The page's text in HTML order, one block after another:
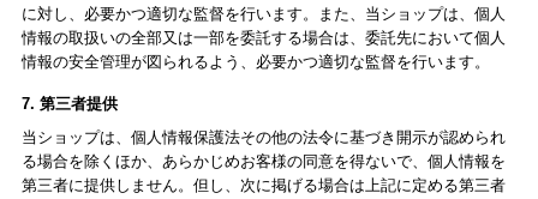
に対し、必要かつ適切な監督を行います。また、当ショップは、個人
情報の取扱いの全部又は一部を委託する場合は、委託先において個人
情報の安全管理が図られるよう、必要かつ適切な監督を行います。
7. 第三者提供
当ショップは、個人情報保護法その他の法令に基づき開示が認められ
る場合を除くほか、あらかじめお客様の同意を得ないで、個人情報を
第三者に提供しません。但し、次に掲げる場合は上記に定める第三者